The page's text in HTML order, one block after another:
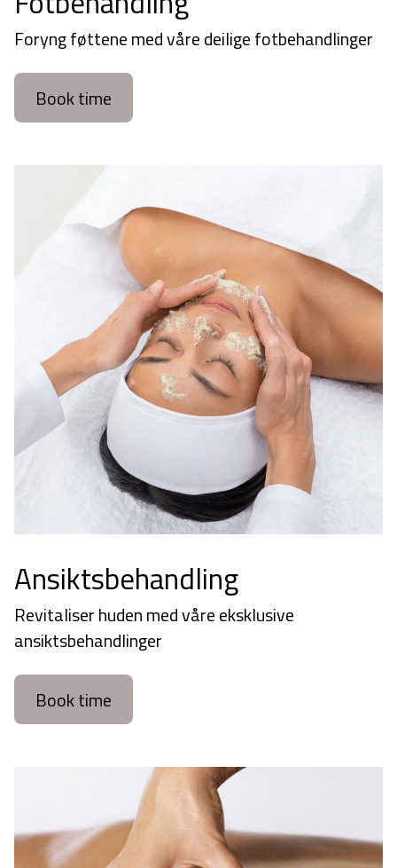
Foryng føttene med våre deilige fotbehandlinger
Book time
Ansiktsbehandling
Revitaliser huden med våre eksklusive
ansiktsbehandlinger
Book time